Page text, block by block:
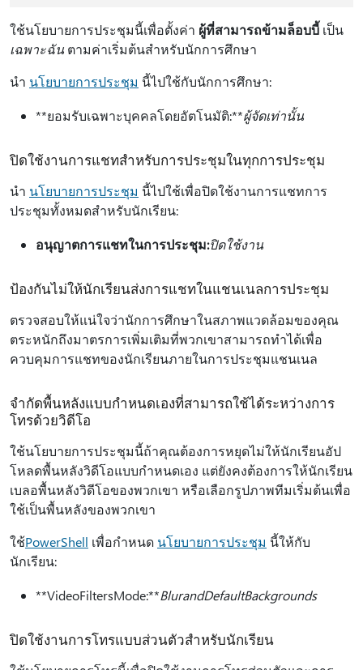
ใช้นโยบายการประชุมนี้เพื่อตั้งค่า ผู้ที่สามารถข้ามล็อบบี้ เป็น
เฉพาะฉัน ตามค่าเริ่มต้นสําหรับนักการศึกษา
นํา นโยบายการประชุม นี้ไปใช้กับนักการศึกษา:
**ยอมรับเฉพาะบุคคลโดยอัตโนมัติ:**ผู้จัดเท่านั้น
ปิดใช้งานการแชทสำหรับการประชุมในทุกการประชุม
นํา นโยบายการประชุม นี้ไปใช้เพื่อปิดใช้งานการแชทการ
ประชุมทั้งหมดสําหรับนักเรียน:
อนุญาตการแชทในการประชุม:ปิดใช้งาน
ป้องกันไม่ให้นักเรียนส่งการแชทในแชนเนลการประชุม
ตรวจสอบให้แน่ใจว่านักการศึกษาในสภาพแวดล้อมของคุณ
ตระหนักถึงมาตรการเพิ่มเติมที่พวกเขาสามารถทําได้เพื่อ
ควบคุมการแชทของนักเรียนภายในการประชุมแชนเนล
จำกัดพื้นหลังแบบกำหนดเองที่สามารถใช้ได้ระหว่างการ
โทรด้วยวิดีโอ
ใช้นโยบายการประชุมนี้ถ้าคุณต้องการหยุดไม่ให้นักเรียนอัป
โหลดพื้นหลังวิดีโอแบบกําหนดเอง แต่ยังคงต้องการให้นักเรียน
เบลอพื้นหลังวิดีโอของพวกเขา หรือเลือกรูปภาพทีมเริ่มต้นเพื่อ
ใช้เป็นพื้นหลังของพวกเขา
ใช้PowerShell เพื่อกําหนด นโยบายการประชุม นี้ให้กับ
นักเรียน:
**VideoFiltersMode:**BlurandDefaultBackgrounds
ปิดใช้งานการโทรแบบส่วนตัวสำหรับนักเรียน